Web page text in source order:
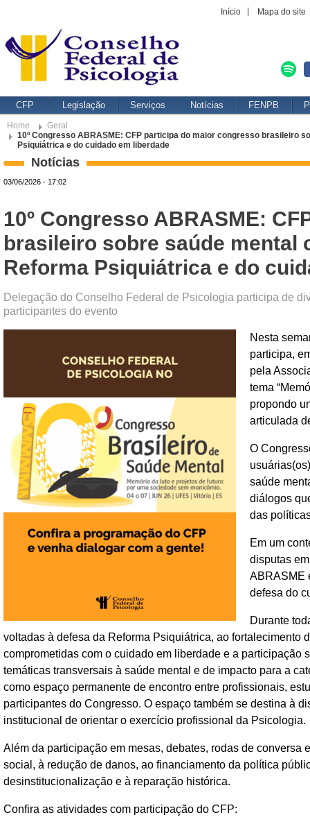
Início Mapa do site
CFP Legislação Serviços Notícias FENPB
Home
Geral
10º Congresso ABRASME: CFP participa do maior congresso brasileiro
Psiquiátrica e do cuidado em liberdade
Notícias
03/06/2026 - 17:02
10º Congresso ABRASME:
brasileiro sobre saúde mental
Reforma Psiquiátrica e do
Delegação do Conselho Federal de Psicologia participa de
participantes do evento
Nesta
participa,
pela
tema
propondo
articulada
O
saúde
diálogos
das
Em um
disputas
ABRASME
defesa do
Durante
voltadas à defesa da Reforma Psiquiátrica, ao
comprometidas com o cuidado em liberdade e a
temáticas transversais à saúde mental e de impacto para a
como espaço permanente de encontro entre profissionais,
participantes do Congresso. O espaço também se destina à
institucional de orientar o exercício profissional da Psicologia.
Além da participação em mesas, debates, rodas de
social, à redução de danos, ao financiamento da política
desinstitucionalização e à reparação histórica.
Confira as atividades com participação do CFP: